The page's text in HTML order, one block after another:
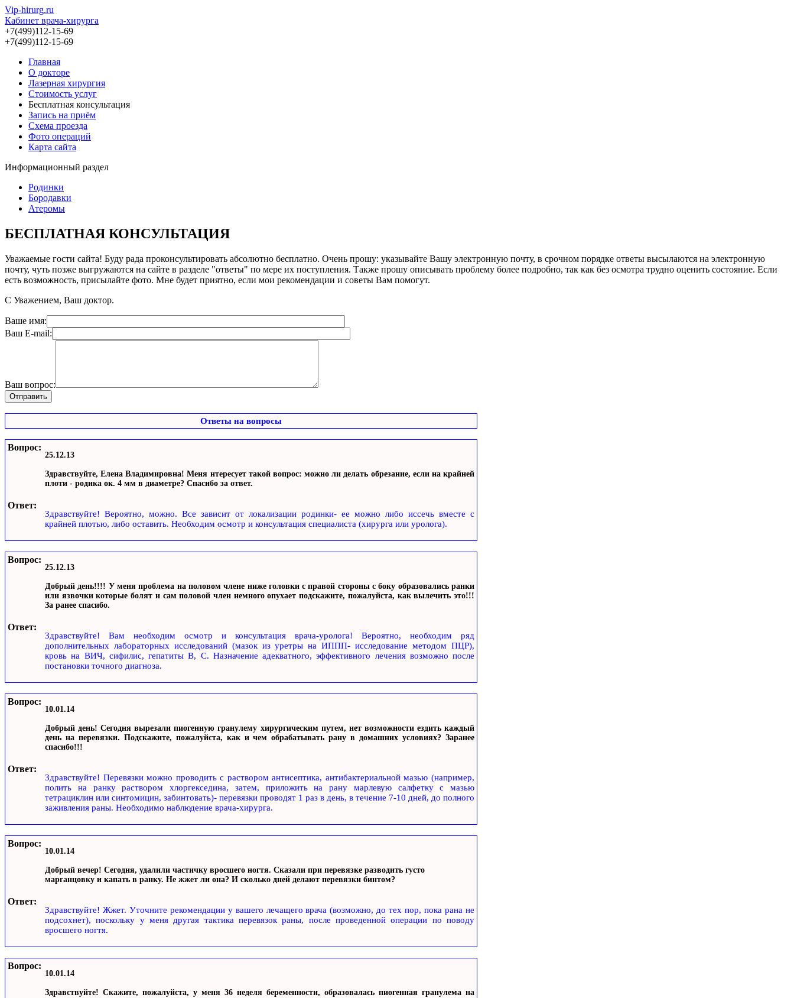
Vip-hirurg.ru
Кабинет врача-хирурга
+7(499)112-15-69
+7(499)112-15-69
Главная
О докторе
Лазерная хирургия
Стоимость услуг
Бесплатная консультация
Запись на приём
Схема проезда
Фото операций
Карта сайта
Информационный раздел
Родинки
Бородавки
Атеромы
БЕСПЛАТНАЯ КОНСУЛЬТАЦИЯ
Уважаемые гости сайта! Буду рада проконсультировать абсолютно бесплатно. Очень прошу: указывайте Вашу электронную почту, в срочном порядке ответы высылаются на электронную
почту, чуть позже выгружаются на сайте в разделе "ответы" по мере их поступления. Также прошу описывать проблему более подробно, так как без осмотра трудно оценить состояние. Если
есть возможность, присылайте фото. Мне будет приятно, если мои рекомендации и советы Вам помогут.
С Уважением, Ваш доктор.
Ваше имя:
Ваш E-mail:
Ваш вопрос:
Ответы на вопросы
Вопрос:
25.12.13
Здравствуйте, Елена Владимировна! Меня нтересует такой вопрос: можно ли делать обрезание, если на крайней
плоти - родика ок. 4 мм в диаметре? Спасибо за ответ.
Ответ:
Здравствуйте! Вероятно, можно. Все зависит от локализации родинки- ее можно либо иссечь вместе с
крайней плотью, либо оставить. Необходим осмотр и консультация специалиста (хирурга или уролога).
Вопрос:
25.12.13
Добрый день!!!! У меня проблема на половом члене ниже головки с правой стороны с боку образовались ранки
или язвочки которые болят и сам половой член немного опухает подскажите, пожалуйста, как вылечить это!!!
За ранее спасибо.
Ответ:
Здравствуйте! Вам необходим осмотр и консультация врача-уролога! Вероятно, необходим ряд
дополнительных лабораторных исследований (мазок из уретры на ИППП- исследование методом ПЦР),
кровь на ВИЧ, сифилис, гепатиты В, С. Назначение адекватного, эффективного лечения возможно после
постановки точного диагноза.
Вопрос:
10.01.14
Добрый день! Сегодня вырезали пиогенную гранулему хирургическим путем, нет возможности ездить каждый
день на перевязки. Подскажите, пожалуйста, как и чем обрабатывать рану в домашних условиях? Заранее
спасибо!!!
Ответ:
Здравствуйте! Перевязки можно проводить с раствором антисептика, антибактериальной мазью (например,
полить на ранку раствором хлоргекседина, затем, приложить на рану марлевую салфетку с мазью
тетрациклин или синтомицин, забинтовать)- перевязки проводят 1 раз в день, в течение 7-10 дней, до полного
заживления раны. Необходимо наблюдение врача-хирурга.
Вопрос:
10.01.14
Добрый вечер! Cегодня, удалили частичку вросшего ногтя. Cказали при перевязке разводить густо
марганцовку и капать в ранку. Не жжет ли она? И сколько дней делают перевязки бинтом?
Ответ:
Здравствуйте! Жжет. Уточните рекомендации у вашего лечащего врача (возможно, до тех пор, пока рана не
подсохнет), поскольку у меня другая тактика перевязок раны, после проведенной операции по поводу
вросшего ногтя.
Вопрос:
10.01.14
Здравствуйте! Скажите, пожалуйста, у меня 36 неделя беременности, образовалась пиогенная гранулема на